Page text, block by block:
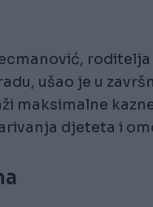
ušao je u
maksimalne
djeteta i